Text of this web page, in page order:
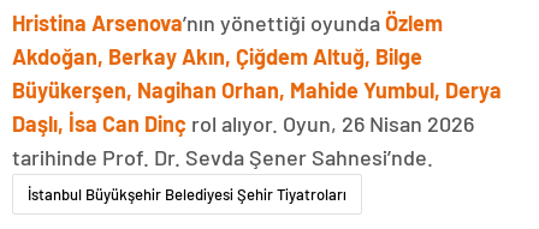
Hristina Arsenova’nın yönettiği oyundaÖzlem
Akdoğan, Berkay Akın, Çiğdem Altuğ, Bilge
Büyükerşen, Nagihan Orhan, Mahide Yumbul, Derya
Daşlı, İsa Can Dinç rol alıyor. Oyun, 26 Nisan 2026
tarihinde Prof. Dr. Sevda Şener Sahnesi’nde.
İstanbul Büyükşehir Belediyesi Şehir Tiyatroları